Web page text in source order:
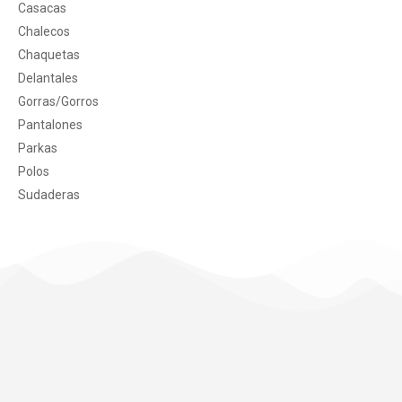
Casacas
Chalecos
Chaquetas
Delantales
Gorras/Gorros
Pantalones
Parkas
Polos
Sudaderas